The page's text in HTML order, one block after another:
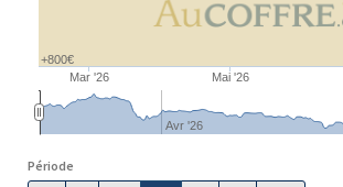
Mar '26 Mai '26
Avr '26
+800€
Période